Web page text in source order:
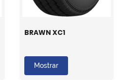
BRAWN XC1
Mostrar